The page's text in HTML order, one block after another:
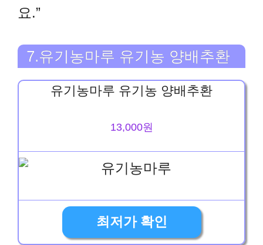
요.”
7.유기농마루 유기농 양배추환
유기농마루 유기농 양배추환
13,000원
최저가 확인